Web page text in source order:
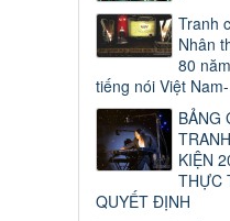
Tranh
Nhân
80
tiếng nói Việt
BẢNG
KIỆN
THỰC
QUYẾT ĐỊNH